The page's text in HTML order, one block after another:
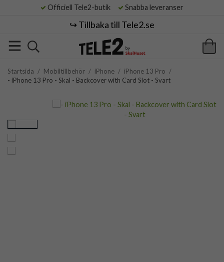
Officiell Tele2-butik Snabba leveranser
↪️ Tillbaka till Tele2.se
Startsida / Mobiltillbehör / iPhone / iPhone 13 Pro /
- iPhone 13 Pro - Skal - Backcover with Card Slot - Svart